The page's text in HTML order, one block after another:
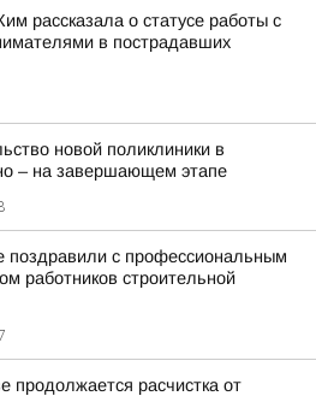
рассказала о статусе работы с
в пострадавших
новой поликлиники в
– на завершающем этапе
поздравили с профессиональным
работников строительной
продолжается расчистка от